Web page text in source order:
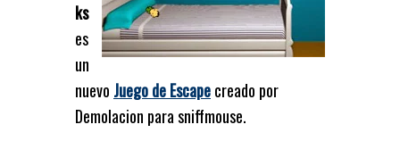
ks
es
un
nuevo Juego de Escapecreado por
Demolacion para sniffmouse.